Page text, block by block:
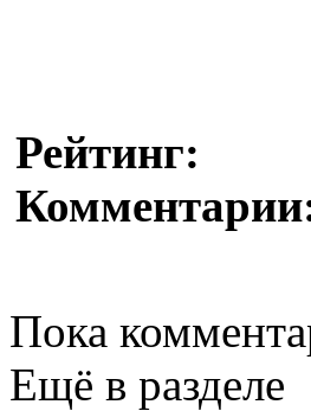
Рейтинг:
Пока
Ещё в разделе